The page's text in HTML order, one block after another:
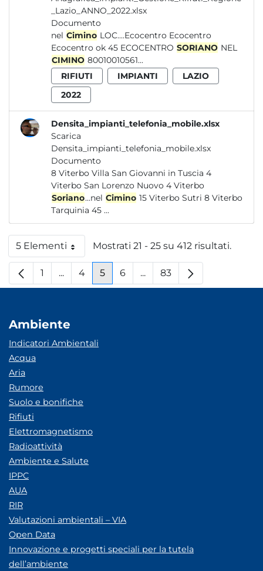
_Lazio_ANNO_2022.xlsx
Documento
nel Cimino LOC....Ecocentro Ecocentro
Ecocentro ok 45 ECOCENTRO SORIANO NEL
CIMINO 80010010561...
RIFIUTI
IMPIANTI
LAZIO
2022
Densita_impianti_telefonia_mobile.xlsx
Scarica
Densita_impianti_telefonia_mobile.xlsx
Documento
8 Viterbo Villa San Giovanni in Tuscia 4
Viterbo San Lorenzo Nuovo 4 Viterbo
Soriano...nel Cimino 15 Viterbo Sutri 8 Viterbo
Tarquinia 45 ...
5 ElementiPer paginaMostrati 21 - 25 su 412 risultati.
Pagina
1 ...Pagine intermedie
Pagina
4 Pagina
5 Pagina
6 ...Pagine intermedie
Pagina
83
Ambiente
Indicatori Ambientali
Acqua
Aria
Rumore
Suolo e bonifiche
Rifiuti
Elettromagnetismo
Radioattività
Ambiente e Salute
IPPC
AUA
RIR
Valutazioni ambientali – VIA
Open Data
Innovazione e progetti speciali per la tutela
dell’ambiente